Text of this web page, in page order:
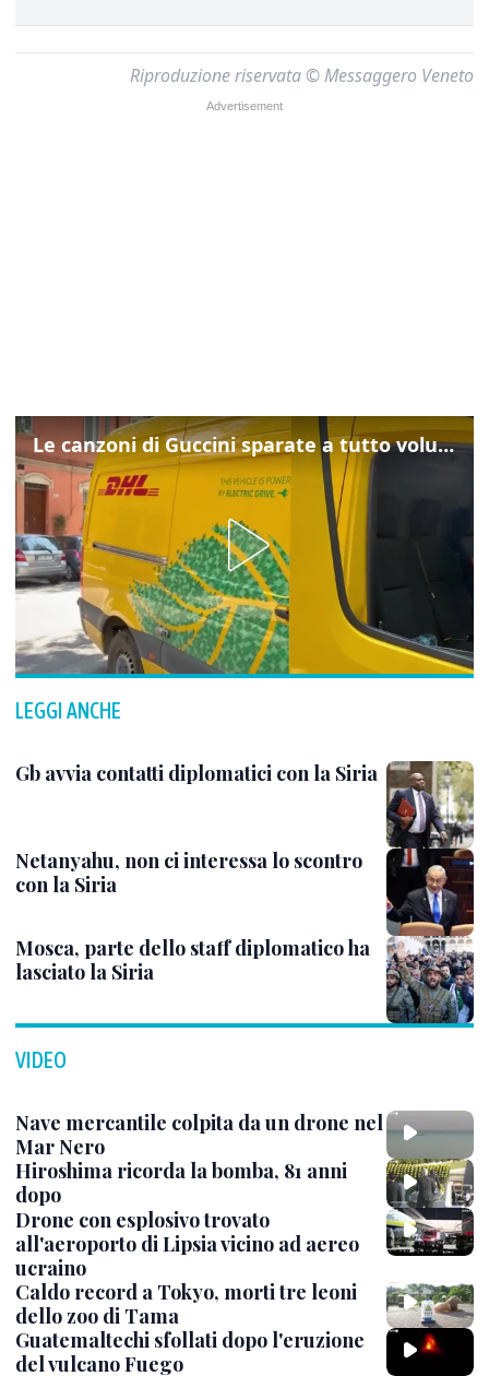
Riproduzione riservata © Messaggero Veneto
Le canzoni di Guccini sparate a tutto volume nella strada dove abitava
LEGGI ANCHE
Gb avvia contatti diplomatici con la Siria
Netanyahu, non ci interessa lo scontro
con la Siria
Mosca, parte dello staff diplomatico ha
lasciato la Siria
VIDEO
Nave mercantile colpita da un drone nel
Mar Nero
Hiroshima ricorda la bomba, 81 anni
dopo
Drone con esplosivo trovato
all'aeroporto di Lipsia vicino ad aereo
ucraino
Caldo record a Tokyo, morti tre leoni
dello zoo di Tama
Guatemaltechi sfollati dopo l'eruzione
del vulcano Fuego